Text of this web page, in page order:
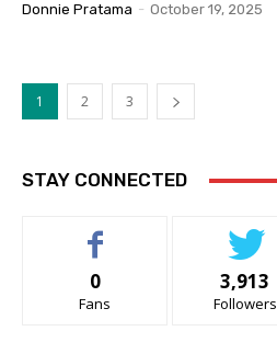
Donnie Pratama - October 19, 2025
1 2 3
STAY CONNECTED
0
Fans
3,913
Followers